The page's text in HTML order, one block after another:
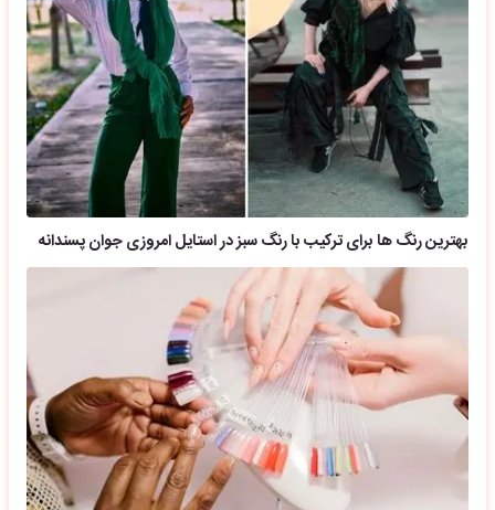
بهترین رنگ ها برای ترکیب با رنگ سبز در استایل امروزی جوان پسندانه